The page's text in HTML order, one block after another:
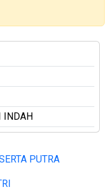
INDAH
PUTRA